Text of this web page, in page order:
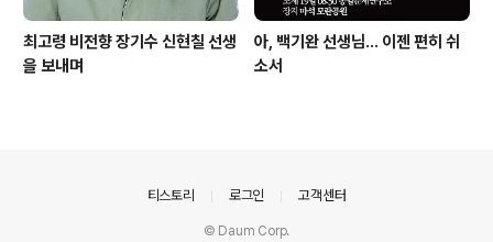
최고령 비전향 장기수 신현칠 선생
을 보내며
아, 백기완 선생님... 이젠 편히 쉬
소서
티스토리 로그인 고객센터
© Daum Corp.